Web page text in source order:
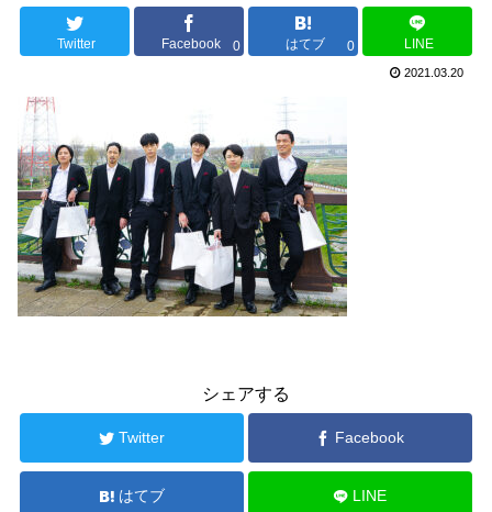
Twitter Facebook 0 はてブ 0 LINE
2021.03.20
シェアする
Twitter Facebook
はてブ LINE